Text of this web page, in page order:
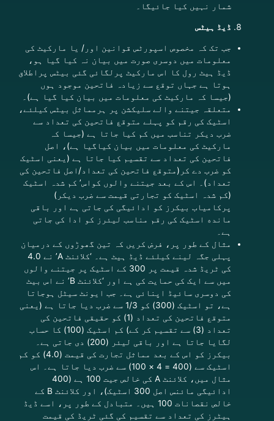
شمار نہیں کیا جائیگا۔
ڈیڈ ہیٹس
جب تک کہ مخصوص اسپورٹس قوانین اور/ یا مارکیٹ کی
معلومات میں دوسری صورت میں بیان نہ کیا گیا ہو،
ڈیڈ ہیٹ رول کا اس مارکیٹ پرلگائی گئی بیٹس پراطلاق
ہوتا ہے جہاں توقع سے زیادہ فاتحین موجود ہوں
(جیسا کہ مارکیٹ کی معلومات میں بیان کیا گیا ہے)۔
متعلقہ جیتنے والے سلیکشن پر ہرمماثل بیٹس کیلئے،
اسٹیک کی رقم کو پہلے متوقع فاتحین کی تعداد سے
ضرب دیکر تناسب میں کم کیا جاتا ہے (جیسا کہ
مارکیٹ کی معلومات میں بیان کیاگیا ہے)، اصل
فاتحین کی تعداد سے تقسیم کیا جاتا ہے (یعنی اسٹیک
کو ضرب دے کر(متوقع فاتحین کی تعداد/اصل فاتحین کی
تعداد)۔ اس کے بعد جیتنے والوں کواس’ کم شدہ اسٹیک
(کم شدہ اسٹیک کو تجارتی قیمت سے ضرب دیکر)
پرکامیاب بیکرز کو ادائیگی کی جاتی ہے اور باقی
مانده اسٹیک کی رقم مناسب لیئرز کو ادا کی جاتی
ہے۔
مثال کے طور پر، فرض کریں کہ تین گھوڑوں کے درمیان
پہلی جگہ لینے کیلئے ڈیڈ ہیٹ ہے۔ ‘کلائنٹ A’ نے 4.0
کی ٹریڈ شدہ قیمت پر 300 کے اسٹیک پر جیتنے والوں
میں سے ایک کی حمایت کی ہے اور ‘کلائنٹ B’ نے اس بیٹ
کی دوسری سائیڈ اپنائی ہے۔ جب ایونٹ سیٹل ہوجاتا
ہے، تو اسٹیک (300) کو 1/3 سے ضرب دیا جاتا ہے (یعنی
متوقع فاتحین کی تعداد (1) کو حقیقی فاتحین کی
تعداد (3) سے تقسیم کر کے) کم اسٹیک (100) کا حساب
لگایا جاتا ہے اور باقی لیئر (200) دی جاتی ہے۔
بیکرز کو اس کے بعد مماثل تجارت کی قیمت (4.0) کو کم
اسٹیک سے (400 = 4 × 100) سے ضرب دیا جاتا ہے۔ اس
مثال میں، کلائنٹ A کی خالص جیت 100 ہے (400
ادائیگی مائنس اصل 300 اسٹیک)، اور کلائنٹ B کے
خالص نقصانات 100 ہیں۔ متبادل کے طور پر، اسے ڈیڈ
ہیٹرز کی تعداد سے تقسیم کی گئی ٹریڈ کی قیمت